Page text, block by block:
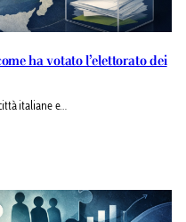
ha votato l’elettorato dei
italiane e…